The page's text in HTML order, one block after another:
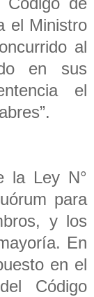
el Ministro
al
en sus
el
la Ley N°
para
y los
En
en el
Código